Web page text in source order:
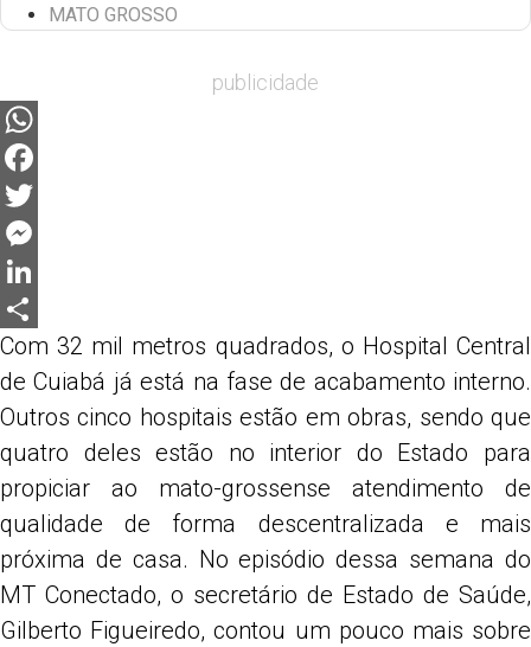
MATO GROSSO
publicidade
WhatsApp
Facebook
Twitter
Messenger
LinkedIn
Share
Com 32 mil metros quadrados, o Hospital Central
de Cuiabá já está na fase de acabamento interno.
Outros cinco hospitais estão em obras, sendo que
quatro deles estão no interior do Estado para
propiciar ao mato-grossense atendimento de
qualidade de forma descentralizada e mais
próxima de casa. No episódio dessa semana do
MT Conectado, o secretário de Estado de Saúde,
Gilberto Figueiredo, contou um pouco mais sobre